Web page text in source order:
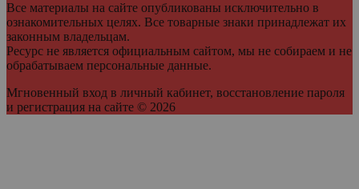
Все материалы на сайте опубликованы исключительно в
ознакомительных целях. Все товарные знаки принадлежат их
законным владельцам.
Ресурс не является официальным сайтом, мы не собираем и не
обрабатываем персональные данные.
Мгновенный вход в личный кабинет, восстановление пароля
и регистрация на сайте © 2026